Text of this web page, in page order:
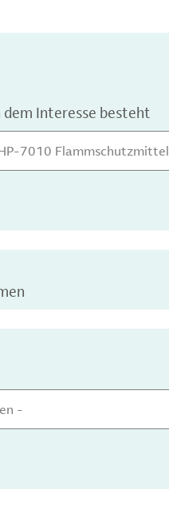
Interesse besteht
7010 Flammschutzmittel
-